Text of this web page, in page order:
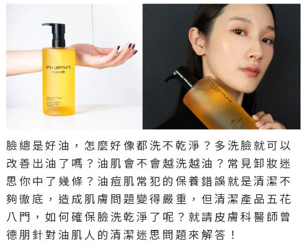
臉總是好油，怎麼好像都洗不乾淨？多洗臉就可以
改善出油了嗎？油肌會不會越洗越油？常見卸妝迷
思你中了幾條？油痘肌常犯的保養錯誤就是清潔不
夠徹底，造成肌膚問題變得嚴重，但清潔產品五花
八門，如何確保臉洗乾淨了呢？就請皮膚科醫師曾
德朋針對油肌人的清潔迷思問題來解答！